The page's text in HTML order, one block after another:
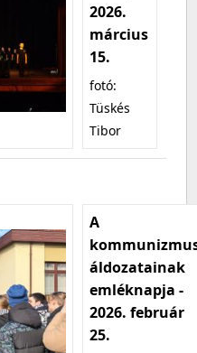
2026.
március
15.
fotó:
Tüskés
Tibor
A
áldozatainak
emléknapja -
2026. február
25.